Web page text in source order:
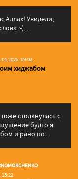
Аллаx! Увидели,
:-)...
09:02
хиджабом
столкнулась с
будто я
и рано по...
15:22